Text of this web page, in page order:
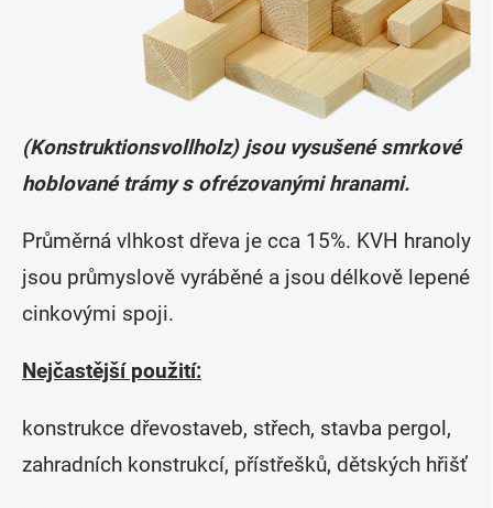
(Konstruktionsvollholz) jsou vysušené smrkové
hoblované trámy s ofrézovanými hranami.
Průměrná vlhkost dřeva je cca 15%. KVH hranoly
jsou průmyslově vyráběné a jsou délkově lepené
cinkovými spoji.
Nejčastější použití:
konstrukce dřevostaveb, střech, stavba pergol,
zahradních konstrukcí, přístřešků, dětských hřišť